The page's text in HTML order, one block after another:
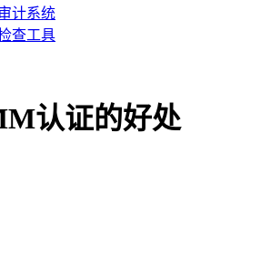
计系统
查工具
认证的好处